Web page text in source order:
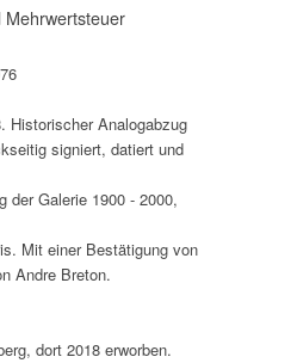
Historischer Analogabzug
signiert, datiert und
der Galerie 1900 - 2000,
Mit einer Bestätigung von
Andre Breton.
dort 2018 erworben.